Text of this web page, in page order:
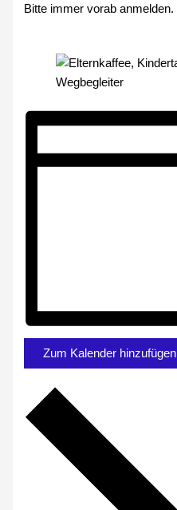
Bitte immer vorab anmelden.
Zum Kalender hinzufügen